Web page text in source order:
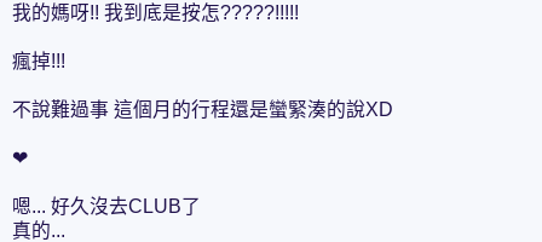
我的媽呀!! 我到底是按怎?????!!!!!
瘋掉!!!
不說難過事 這個月的行程還是蠻緊湊的說XD
❤
嗯... 好久沒去CLUB了
真的...